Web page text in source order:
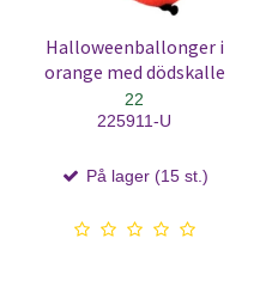
Halloweenballonger i
orange med dödskalle
22
225911-U
På lager (15 st.)